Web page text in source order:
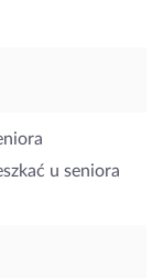
u seniora